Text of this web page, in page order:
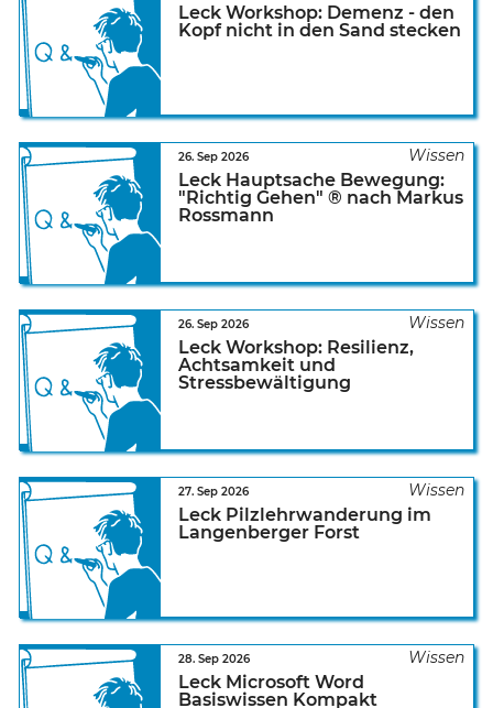
Leck Workshop: Demenz - den
Kopf nicht in den Sand stecken
Leck Hauptsache Bewegung:
"Richtig Gehen" ® nach Markus
Rossmann
26. Sep 2026
Leck Workshop: Resilienz,
Achtsamkeit und
Stressbewältigung
26. Sep 2026
Leck Pilzlehrwanderung im
Langenberger Forst
27. Sep 2026
Leck Microsoft Word
Basiswissen Kompakt
28. Sep 2026